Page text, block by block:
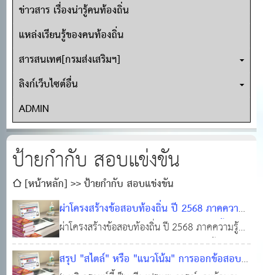
ข่าวสาร เรื่องน่ารู้คนท้องถิ่น
แหล่งเรียนรู้ของคนท้องถิ่น
สารสนเทศ[กรมส่งเสริมฯ]
ลิงก์เว็บไซต์อื่น
ADMIN
ป้ายกำกับ สอบแข่งขัน
[หน้าหลัก]
ป้ายกำกับ สอบแข่งขัน
ผ่าโครงสร้างข้อสอบท้องถิ่น ปี 2568 ภาคความรู้
ความสามารถทั่วไป (ภาค ก) วิชาความรู้พื้นฐาน
ในการปฏิบัติราชการ (เฉพาะกฎหมาย 13 ฉบับ)
24 พ.ย. 2568 0 1,372
ผ่าโครงสร้างข้อสอบท้องถิ่น ปี 2568 ภาคความรู้
ความสามารถทั่วไป (ภาค ก) วิชาความรู้พื้นฐานใน
การปฏิบัติราชการ (เฉพาะกฎหมาย 13 ฉบับ)
สรุป "สไตล์" หรือ "แนวโน้ม" การออกข้อสอบ